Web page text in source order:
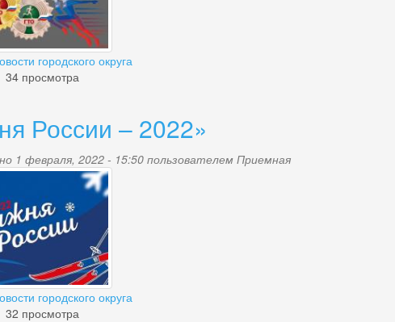
городского округа
34 просмотра
России – 2022»
1 февраля, 2022 - 15:50 пользователем Приемная
городского округа
32 просмотра